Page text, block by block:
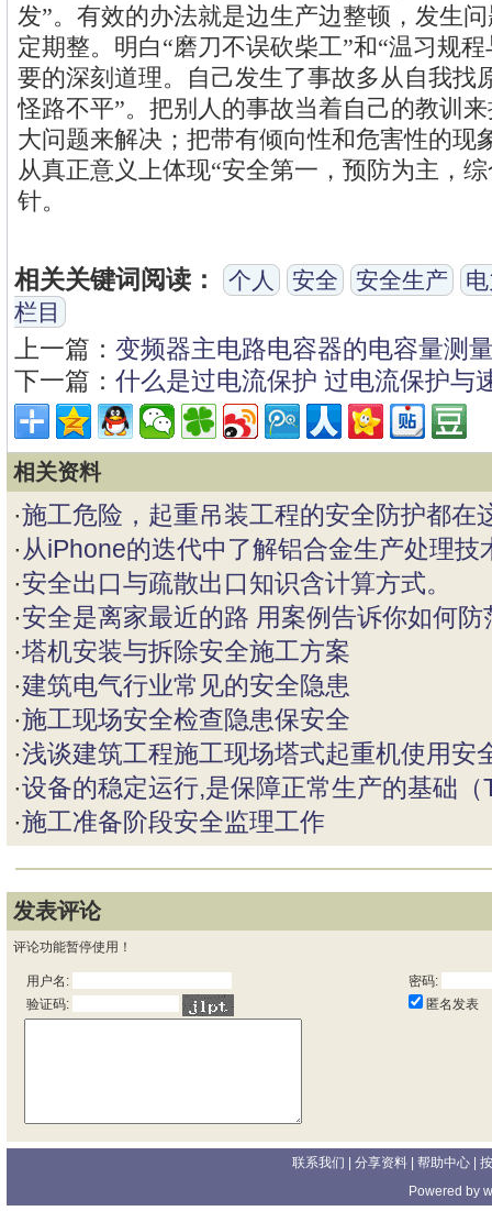
发”。有效的办法就是边生产边整顿，发生
定期整。明白“磨刀不误砍柴工”和“温习规程
要的深刻道理。自己发生了事故多从自我找
怪路不平”。把别人的事故当着自己的教训
大问题来解决；把带有倾向性和危害性的现
从真正意义上体现“安全第一，预防为主，
针。
相关关键词阅读： 个人 安全 安全生产
栏目
上一篇： 变频器主电路电容器的电容量测
下一篇： 什么是过电流保护 过电流保护与
相关资料
·施工危险，起重吊装工程的安全防护都在
· 从iPhone的迭代中了解铝合金生产处理技
·安全出口与疏散出口知识含计算方式。
·安全是离家最近的路 用案例告诉你如何防
·塔机安装与拆除安全施工方案
·建筑电气行业常见的安全隐患
·施工现场安全检查隐患保安全
·浅谈建筑工程施工现场塔式起重机使用安
·设备的稳定运行,是保障正常生产的基础（
·施工准备阶段安全监理工作
发表评论
评论功能暂停使用！
用户名:
密码:
验证码:
匿名发表
联系我们 | 分享资料 | 帮助中心
Powered by